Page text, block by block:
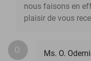
nous faisons en
plaisir de vous
O.
Ms. O.